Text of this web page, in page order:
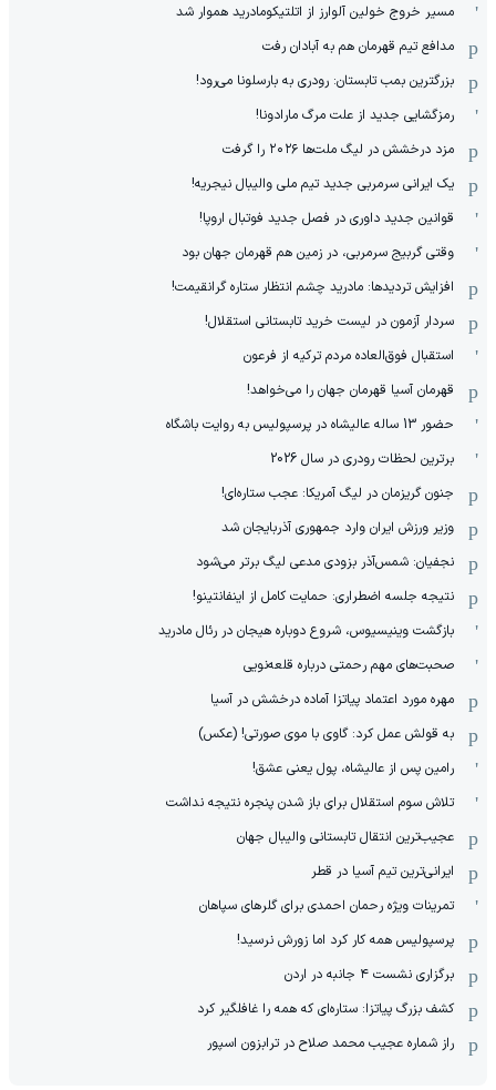
مسیر خروج خولین آلوارز از اتلتیکومادرید هموار شد
مدافع تیم قهرمان هم به آبادان رفت
بزرگترین بمب تابستان: رودری به بارسلونا می‌رود!
رمزگشایی جدید از علت مرگ مارادونا!
مزد درخشش در لیگ ملت‌ها ٢٠٢۶ را گرفت
یک ایرانی سرمربی جدید تیم ملی والیبال نیجریه!
قوانین جدید داوری در فصل جدید فوتبال اروپا!
وقتی گربیج سرمربی، در زمین هم قهرمان جهان بود
افزایش تردیدها: مادرید چشم انتظار ستاره گرانقیمت!
سردار آزمون در لیست خرید تابستانی استقلال!
استقبال فوق‌‌العاده مردم ترکیه از فرعون
قهرمان آسیا قهرمان جهان را می‌خواهد!
حضور 13 ساله عالیشاه در پرسپولیس به روایت باشگاه
برترین لحظات رودری در سال 2026
جنون گریزمان در لیگ آمریکا: عجب ستاره‌ای!
وزیر ورزش ایران وارد جمهوری آذربایجان شد
نجفیان: شمس‌آذر بزودی مدعی لیگ برتر می‌شود
نتیجه جلسه اضطراری: حمایت کامل از اینفانتینو!
بازگشت وینیسیوس، شروع دوباره هیجان در رئال مادرید
صحبت‌های مهم رحمتی درباره قلعه‌نویی
مهره مورد اعتماد پیاتزا آماده درخشش در آسیا
به قولش عمل کرد: گاوی با موی صورتی! (عکس)
رامین پس از عالیشاه، پول یعنی عشق!
تلاش سوم استقلال برای باز شدن پنجره نتیجه نداشت
عجیب‌ترین انتقال تابستانی والیبال جهان
ایرانی‌ترین تیم آسیا در قطر
تمرینات ویژه رحمان احمدی برای گلرهای سپاهان
پرسپولیس همه کار کرد اما زورش نرسید!
برگزاری نشست ۴ جانبه در اردن
کشف بزرگ پیاتزا: ستاره‌ای که همه را غافلگیر کرد
راز شماره عجیب محمد صلاح در ترابزون اسپور